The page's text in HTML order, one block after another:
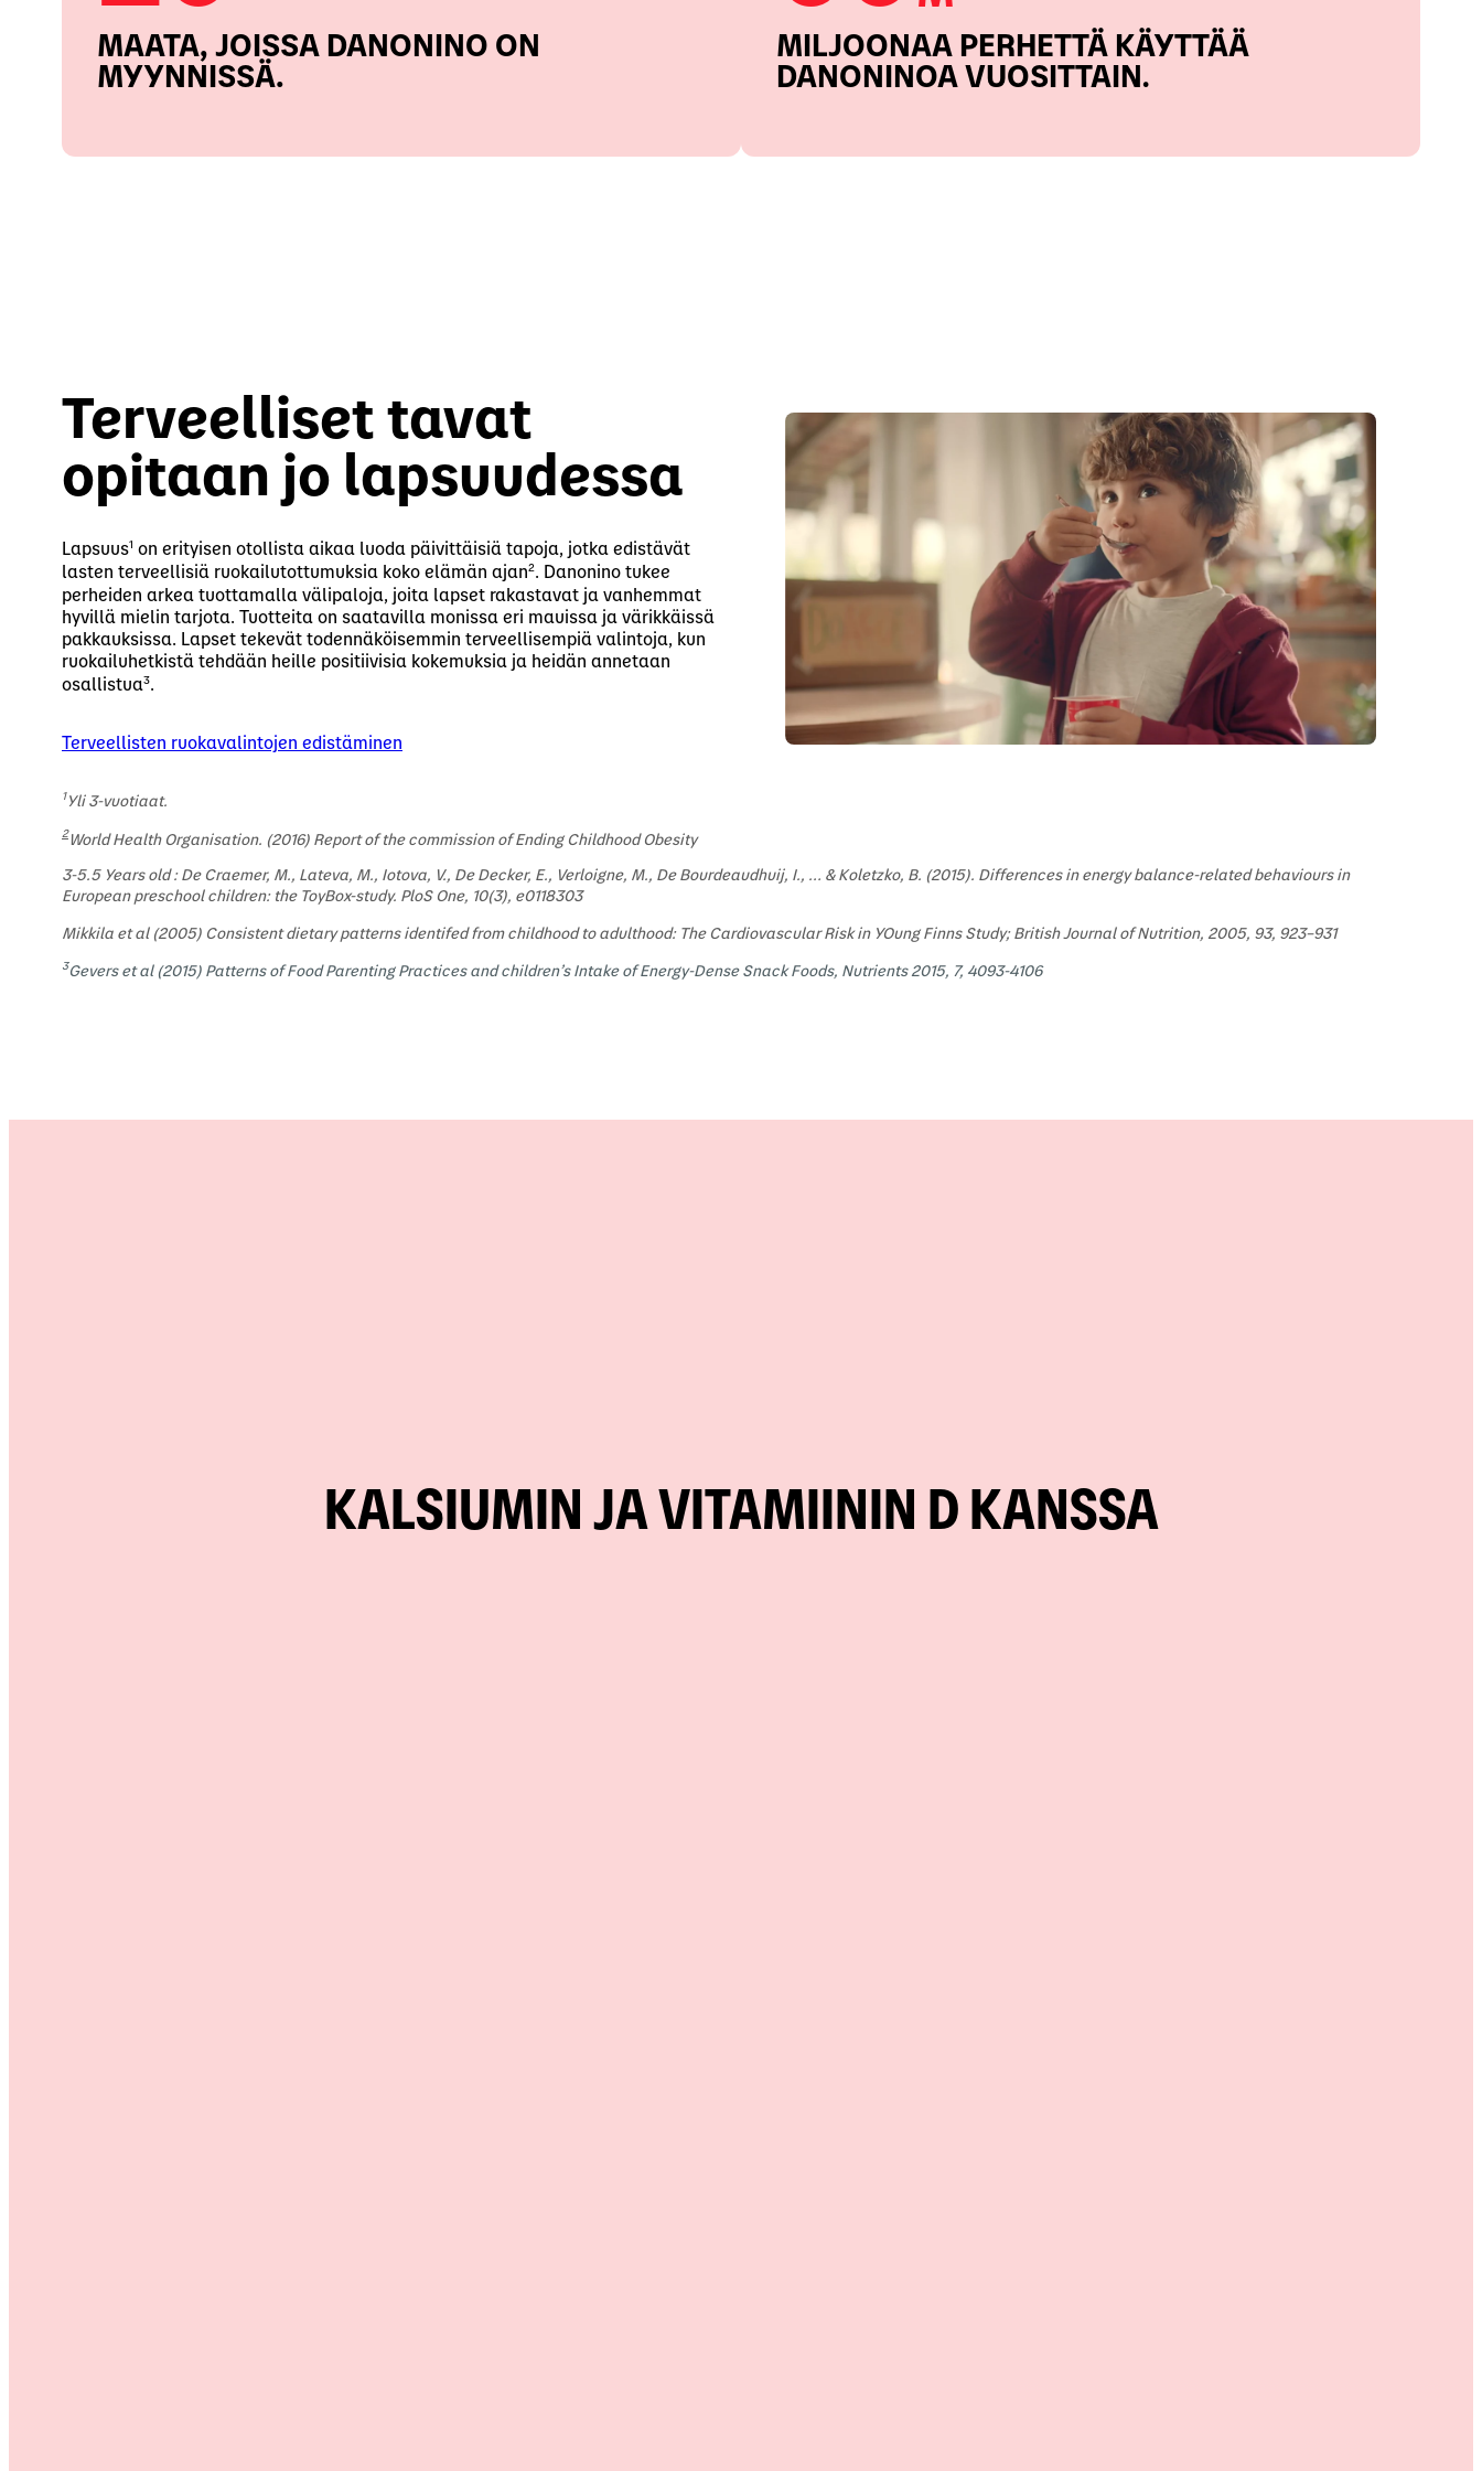
MAATA, JOISSA DANONINO ON
MYYNNISSÄ.
MILJOONAA PERHETTÄ KÄYTTÄÄ
DANONINOA VUOSITTAIN.
Terveelliset tavat
opitaan jo lapsuudessa
Lapsuus1 on erityisen otollista aikaa luoda päivittäisiä tapoja, jotka edistävät
lasten terveellisiä ruokailutottumuksia koko elämän ajan2. Danonino tukee
perheiden arkea tuottamalla välipaloja, joita lapset rakastavat ja vanhemmat
hyvillä mielin tarjota. Tuotteita on saatavilla monissa eri mauissa ja värikkäissä
pakkauksissa. Lapset tekevät todennäköisemmin terveellisempiä valintoja, kun
ruokailuhetkistä tehdään heille positiivisia kokemuksia ja heidän annetaan
osallistua3.
Terveellisten ruokavalintojen edistäminen
1Yli 3-vuotiaat.
2World Health Organisation. (2016) Report of the commission of Ending Childhood Obesity
3-5.5 Years old : De Craemer, M., Lateva, M., Iotova, V., De Decker, E., Verloigne, M., De Bourdeaudhuij, I., … & Koletzko, B. (2015). Differences in energy balance-related behaviours in
European preschool children: the ToyBox-study. PloS One, 10(3), e0118303
Mikkila et al (2005) Consistent dietary patterns identifed from childhood to adulthood: The Cardiovascular Risk in YOung Finns Study; British Journal of Nutrition, 2005, 93, 923–931
3Gevers et al (2015) Patterns of Food Parenting Practices and children’s Intake of Energy-Dense Snack Foods, Nutrients 2015, 7, 4093-4106
KALSIUMIN JA VITAMIININ D KANSSA